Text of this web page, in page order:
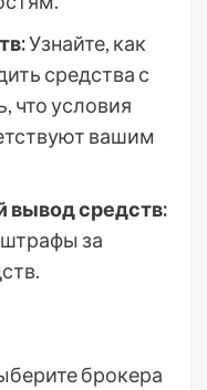
Узнайте, как
средства с
что условия
вашим
средств:
за
брокера